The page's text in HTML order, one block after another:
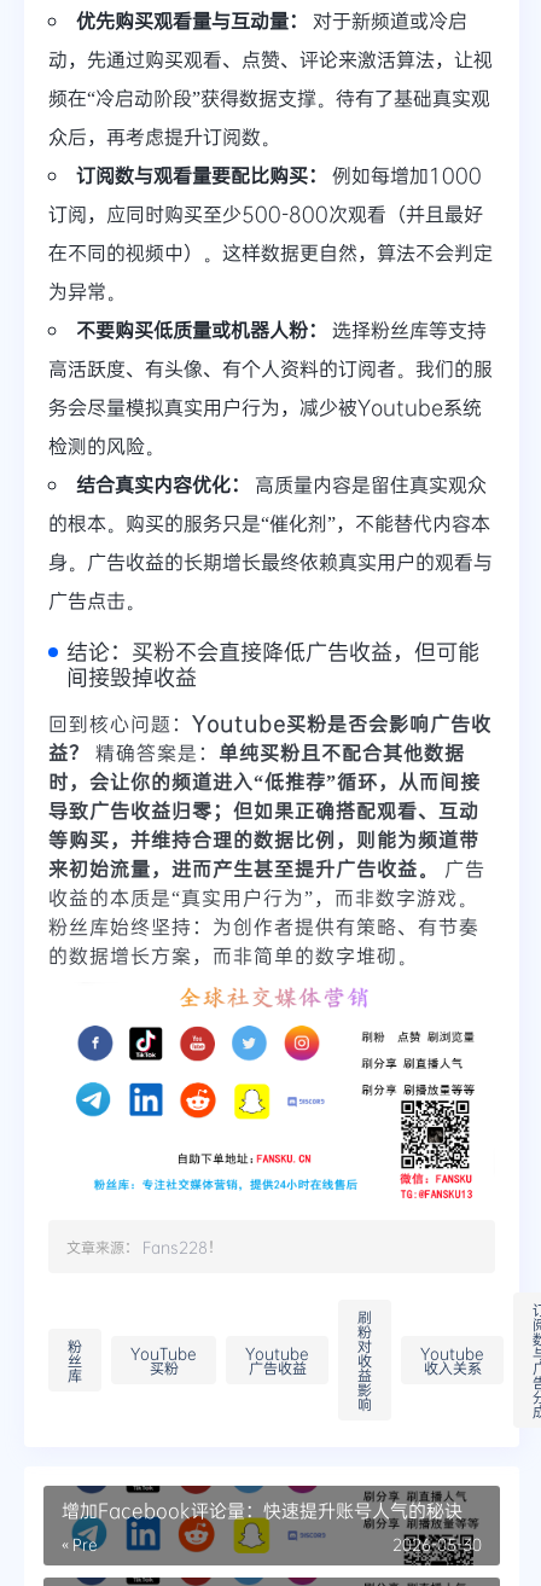
优先购买观看量与互动量：
对于新频道或冷启
动，先通过购买观看、点赞、评论来激活算法，让视
频在“冷启动阶段”获得数据支撑。待有了基础真实观
众后，再考虑提升订阅数。
订阅数与观看量要配比购买：
例如每增加1000
订阅，应同时购买至少500-800次观看（并且最好
在不同的视频中）。这样数据更自然，算法不会判定
为异常。
不要购买低质量或机器人粉：
选择粉丝库等支持
高活跃度、有头像、有个人资料的订阅者。我们的服
务会尽量模拟真实用户行为，减少被Youtube系统
检测的风险。
结合真实内容优化：
高质量内容是留住真实观众
的根本。购买的服务只是“催化剂”，不能替代内容本
身。广告收益的长期增长最终依赖真实用户的观看与
广告点击。
结论：买粉不会直接降低广告收益，但可能
间接毁掉收益
回到核心问题： Youtube买粉是否会影响广告收
益？
精确答案是： 单纯买粉且不配合其他数据
时，会让你的频道进入“低推荐”循环，从而间接
导致广告收益归零；但如果正确搭配观看、互动
等购买，并维持合理的数据比例，则能为频道带
来初始流量，进而产生甚至提升广告收益。
广告
收益的本质是“真实用户行为”，而非数字游戏。
粉丝库始终坚持：为创作者提供有策略、有节奏
的数据增长方案，而非简单的数字堆砌。
文章来源： Fans228！
粉
丝
库
YouTube
买粉
Youtube
广告收益
刷
粉
对
收
益
影
响
Youtube
收入关系
增加Facebook评论量：快速提升账号人气的秘诀
« Pre 2026-05-30